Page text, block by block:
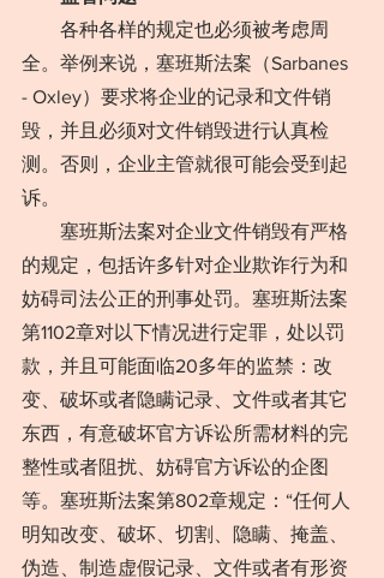
各种各样的规定也必须被考虑周
全。举例来说，塞班斯法案（Sarbanes
- Oxley）要求将企业的记录和文件销
毁，并且必须对文件销毁进行认真检
测。否则，企业主管就很可能会受到起
诉。
塞班斯法案对企业文件销毁有严格
的规定，包括许多针对企业欺诈行为和
妨碍司法公正的刑事处罚。塞班斯法案
第1102章对以下情况进行定罪，处以罚
款，并且可能面临20多年的监禁：改
变、破坏或者隐瞒记录、文件或者其它
东西，有意破坏官方诉讼所需材料的完
整性或者阻扰、妨碍官方诉讼的企图
等。塞班斯法案第802章规定：“任何人
明知改变、破坏、切割、隐瞒、掩盖、
伪造、制造虚假记录、文件或者有形资